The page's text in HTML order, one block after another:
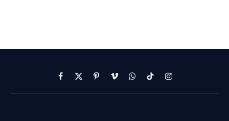
Facebook
X
(Twitter)
PinterestVimeoWhatsApp
TikTokInstagram